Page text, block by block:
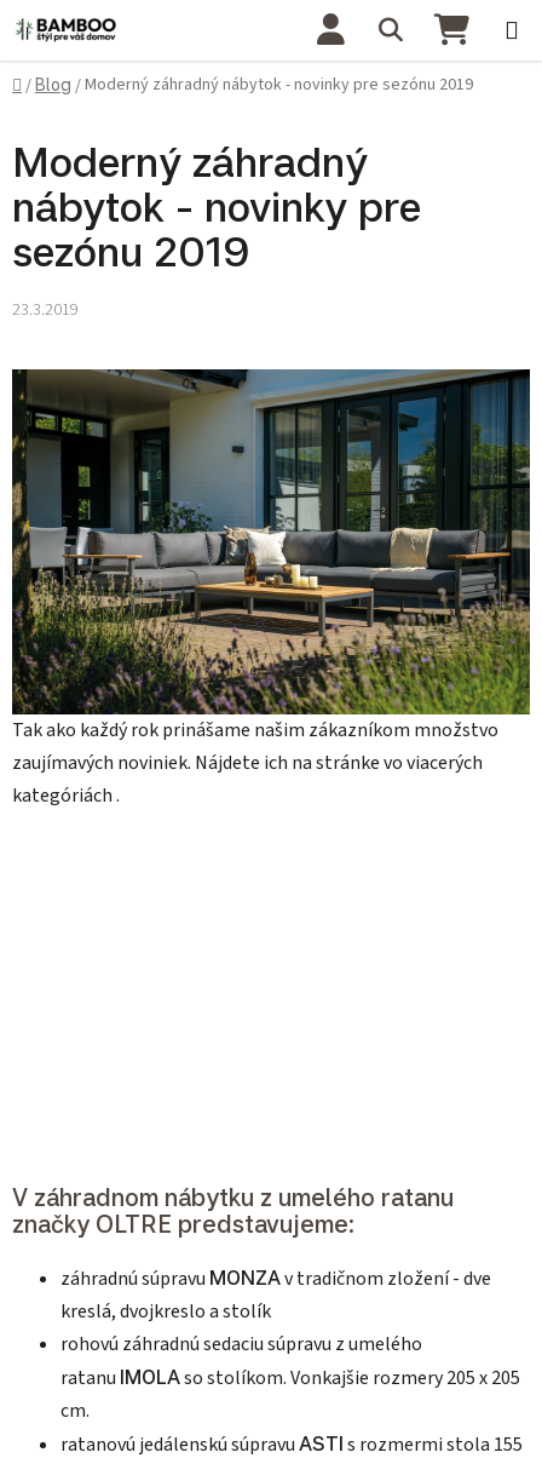
Prejsť na obsah Hľadať
Domov
/Blog /Moderný záhradný nábytok - novinky pre sezónu 2019
Moderný záhradný
nábytok - novinky pre
sezónu 2019
23.3.2019
Tak ako každý rok prinášame našim zákazníkom množstvo
zaujímavých noviniek. Nájdete ich na stránke vo viacerých
kategóriách .
V záhradnom nábytku z umelého ratanu
značky OLTRE predstavujeme:
záhradnú súpravu MONZAv tradičnom zložení - dve
kreslá, dvojkreslo a stolík
rohovú záhradnú sedaciu súpravu z umelého
ratanu IMOLAso stolíkom. Vonkajšie rozmery 205 x 205
cm.
ratanovú jedálenskú súpravu ASTI s rozmermi stola 155